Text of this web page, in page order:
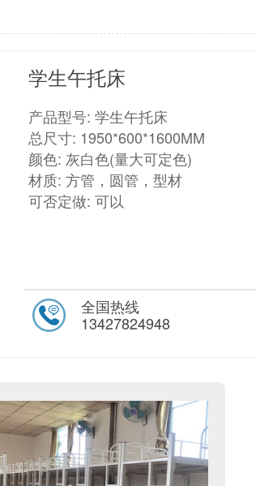
学生午托床
产品型号: 学生午托床
总尺寸: 1950*600*1600MM
颜色: 灰白色(量大可定色)
材质: 方管，圆管，型材
可否定做: 可以
全国热线
13427824948